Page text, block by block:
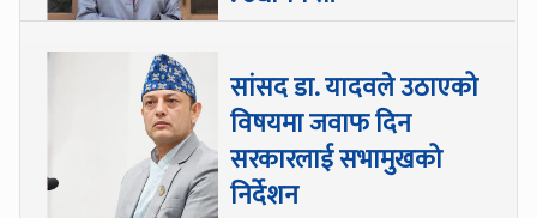
सांसद डा‍‍. यादवले उठाएको
विषयमा जवाफ दिन
सरकारलाई सभामुखको
निर्देशन